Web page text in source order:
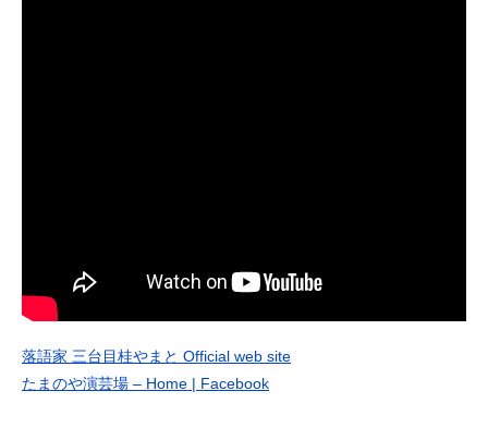
落語家 三台目桂やまと Official web site
たまのや演芸場 – Home | Facebook